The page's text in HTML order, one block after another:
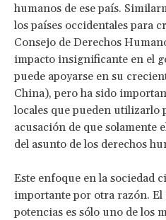
humanos de ese país.
los países occidentales para
Consejo de Derechos
impacto insignificante en el
puede apoyarse en su
China), pero ha sido
locales que pueden utilizarlo
acusación de que solamente
del asunto de los derechos
Este enfoque en la sociedad
importante por otra razón. El
potencias es sólo uno de los